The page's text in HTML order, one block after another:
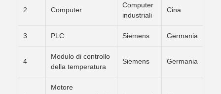
2 Computer
Computer
industriali
Cina
3 PLC Siemens Germania
4
Modulo di controllo
della temperatura
Siemens Germania
Motore